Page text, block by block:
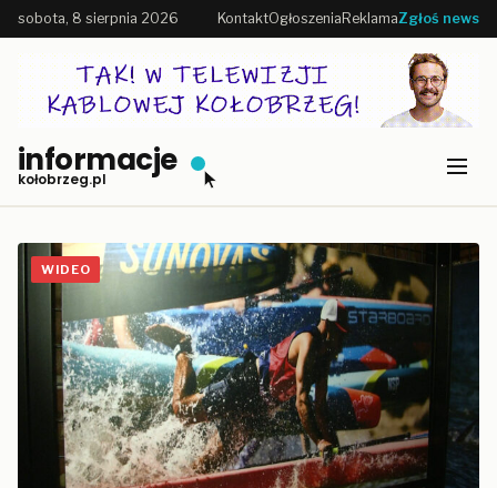
sobota, 8 sierpnia 2026 KontaktOgłoszenia ReklamaZgłoś news
informacje
kołobrzeg.pl
WIDEO